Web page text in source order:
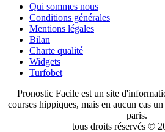
Qui sommes nous
Conditions générales
Mentions légales
Bilan
Charte qualité
Widgets
Turfobet
Pronostic Facile est un site
courses hippiques, mais en aucun cas
paris.
tous droits réservés ©